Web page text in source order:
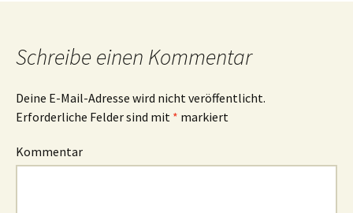
Schreibe einen Kommentar
Deine E-Mail-Adresse wird nicht veröffentlicht.
Erforderliche Felder sind mit * markiert
Kommentar